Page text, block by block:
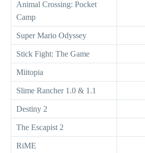
Animal Crossing: Pocket
Camp
Super Mario Odyssey
Stick Fight: The Game
Miitopia
Slime Rancher 1.0 & 1.1
Destiny 2
The Escapist 2
RiME